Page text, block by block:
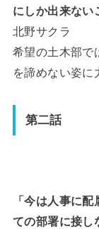
にしか出来ない
北野サクラ
希望の土木部で
を諦めない姿に
第二話
「今は人事に
ての部署に接し